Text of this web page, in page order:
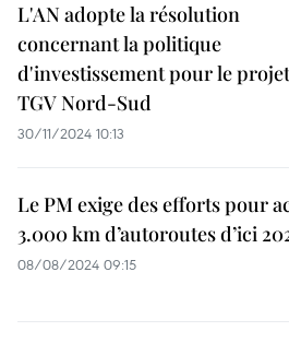
L'AN adopte la résolution
concernant la politique
d'investissement pour le
TGV Nord-Sud
30/11/2024 10:13
Le PM exige des efforts pour
3.000 km d’autoroutes d’ici
08/08/2024 09:15